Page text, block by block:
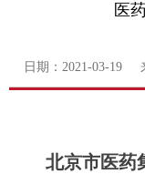
医
日期：2021-03-19
北京市医药